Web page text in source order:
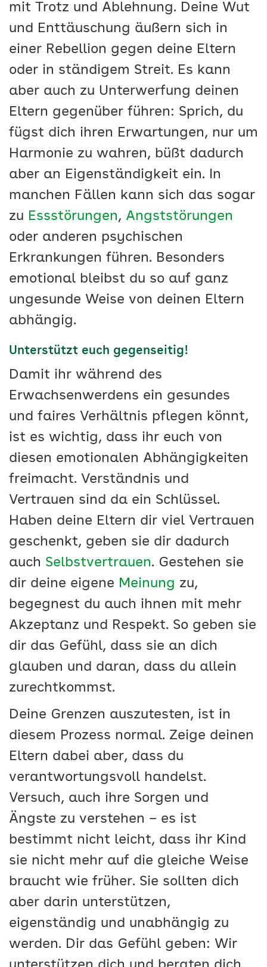
mit Trotz und Ablehnung. Deine Wut
und Enttäuschung äußern sich in
einer Rebellion gegen deine Eltern
oder in ständigem Streit. Es kann
aber auch zu Unterwerfung deinen
Eltern gegenüber führen: Sprich, du
fügst dich ihren Erwartungen, nur um
Harmonie zu wahren, büßt dadurch
aber an Eigenständigkeit ein. In
manchen Fällen kann sich das sogar
zu Essstörungen, Angststörungen
oder anderen psychischen
Erkrankungen führen. Besonders
emotional bleibst du so auf ganz
ungesunde Weise von deinen Eltern
abhängig.
Unterstützt euch gegenseitig!
Damit ihr während des
Erwachsenwerdens ein gesundes
und faires Verhältnis pflegen könnt,
ist es wichtig, dass ihr euch von
diesen emotionalen Abhängigkeiten
freimacht. Verständnis und
Vertrauen sind da ein Schlüssel.
Haben deine Eltern dir viel Vertrauen
geschenkt, geben sie dir dadurch
auch Selbstvertrauen. Gestehen sie
dir deine eigene Meinung zu,
begegnest du auch ihnen mit mehr
Akzeptanz und Respekt. So geben sie
dir das Gefühl, dass sie an dich
glauben und daran, dass du allein
zurechtkommst.
Deine Grenzen auszutesten, ist in
diesem Prozess normal. Zeige deinen
Eltern dabei aber, dass du
verantwortungsvoll handelst.
Versuch, auch ihre Sorgen und
Ängste zu verstehen – es ist
bestimmt nicht leicht, dass ihr Kind
sie nicht mehr auf die gleiche Weise
braucht wie früher. Sie sollten dich
aber darin unterstützen,
eigenständig und unabhängig zu
werden. Dir das Gefühl geben: Wir